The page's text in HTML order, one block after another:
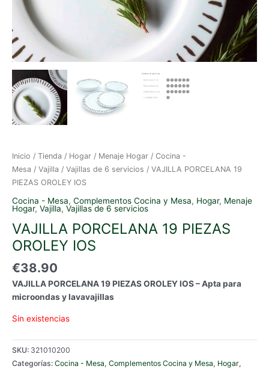
Inicio / Tienda / Hogar / Menaje Hogar / Cocina -
Mesa / Vajilla / Vajillas de 6 servicios / VAJILLA PORCELANA 19
PIEZAS OROLEY IOS
Cocina - Mesa, Complementos Cocina y Mesa, Hogar, Menaje
Hogar, Vajilla, Vajillas de 6 servicios
VAJILLA PORCELANA 19 PIEZAS
OROLEY IOS
€38.90
VAJILLA PORCELANA 19 PIEZAS OROLEY IOS – Apta para
microondas y lavavajillas
Sin existencias
SKU: 321010200
Categorías: Cocina - Mesa, Complementos Cocina y Mesa, Hogar,